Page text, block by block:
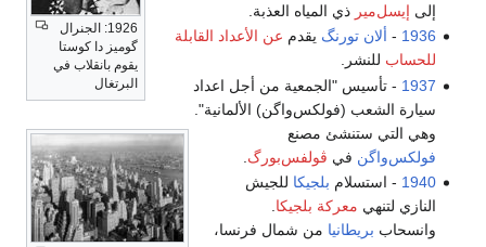
1926: الجنرال
گوميز دا كوستا
يقوم بانقلاب في
البرتغال
إلى إيسل‌مير ذي المياه العذبة.
1936
- ألان تورنگ يقدم عن الأعداد القابلة
للحساب للنشر.
1937 - تأسيس "الجمعية من أجل اعداد
سيارة الشعب (فولكس‌واگن) الألمانية".
وهي التي ستنشئ مصنع
فولكس‌واگن في ڤولفس‌بورگ
1940 - استسلام بلجيكا للجيش
النازي لتنهي معركة بلجيكا
وانسحاب بريطانيا من شمال فرنسا،